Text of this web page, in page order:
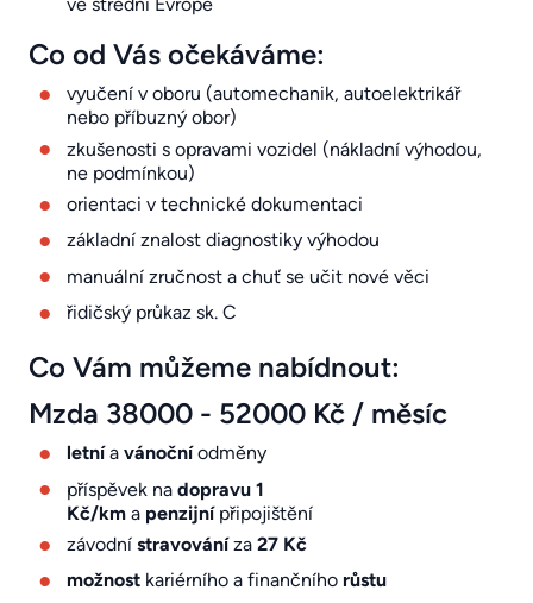
Co od Vás očekáváme:
vyučení v oboru (automechanik, autoelektrikář
nebo příbuzný obor)
zkušenosti s opravami vozidel (nákladní výhodou,
ne podmínkou)
orientaci v technické dokumentaci
základní znalost diagnostiky výhodou
manuální zručnost a chuť se učit nové věci
řidičský průkaz sk. C
Co Vám můžeme nabídnout:
Mzda 38000 - 52000 Kč / měsíc
letnía vánočníodměny
příspěvek na dopravu 1
Kč/km a penzijnípřipojištění
závodní stravováníza 27 Kč
možnost kariérního a finančního růstu